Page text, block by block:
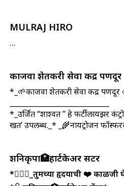
MULRAJ HIRO
…
काजवा शेतकरी सेवा केंद्र पणदूर
*_🌱काजवा शेतकरी सेवा केंद्र पणदूर
*_उर्जित “शाश्वत ” हे फर्टीलायझर
खत’ उपलब्ध._* _🌾नायट्रोजन
शनिकृपा🏥हार्टकेअर सेंटर
*💁🏻‍♂️_तुमच्या हृदयाची ❤️ काळजी